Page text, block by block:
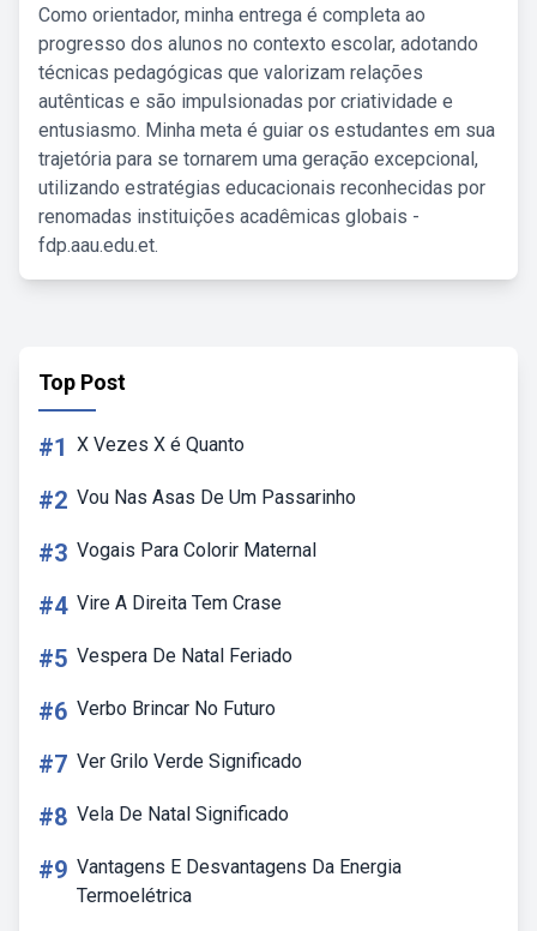
Como orientador, minha entrega é completa ao
progresso dos alunos no contexto escolar, adotando
técnicas pedagógicas que valorizam relações
autênticas e são impulsionadas por criatividade e
entusiasmo. Minha meta é guiar os estudantes em sua
trajetória para se tornarem uma geração excepcional,
utilizando estratégias educacionais reconhecidas por
renomadas instituições acadêmicas globais -
fdp.aau.edu.et.
Top Post
#1 X Vezes X é Quanto
#2 Vou Nas Asas De Um Passarinho
#3 Vogais Para Colorir Maternal
#4 Vire A Direita Tem Crase
#5 Vespera De Natal Feriado
#6 Verbo Brincar No Futuro
#7 Ver Grilo Verde Significado
#8 Vela De Natal Significado
#9 Vantagens E Desvantagens Da Energia
Termoelétrica